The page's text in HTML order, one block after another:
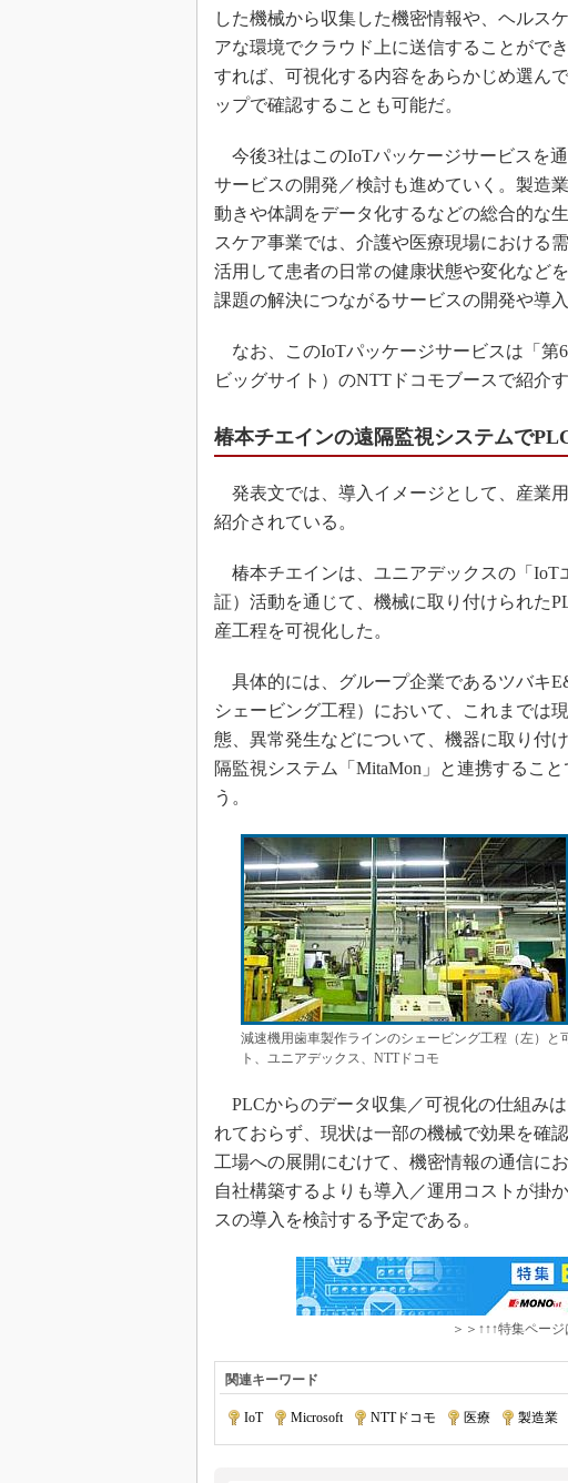
した機械から収集した機密情報や、ヘルス
アな環境でクラウド上に送信することがで
すれば、可視化する内容をあらかじめ選ん
ップで確認することも可能だ。
今後3社はこのIoTパッケージサービスを
サービスの開発／検討も進めていく。製造
動きや体調をデータ化するなどの総合的な
スケア事業では、介護や医療現場における
活用して患者の日常の健康状態や変化など
課題の解決につながるサービスの開発や導
なお、このIoTパッケージサービスは「第
ビッグサイト）のNTTドコモブースで紹介す
椿本チエインの遠隔監視システムで
発表文では、導入イメージとして、産業
紹介されている。
椿本チエインは、ユニアデックスの「IoT
証）活動を通じて、機械に取り付けられた
産工程を可視化した。
具体的には、グループ企業であるツバキ
シェービング工程）において、これまでは
態、異常発生などについて、機器に取り付
隔監視システム「MitaMon」と連携するこ
う。
減速機用歯車製作ラインのシェービング工程（左）
ト、ユニアデックス、NTTドコモ
PLCからのデータ収集／可視化の仕組み
れておらず、現状は一部の機械で効果を確
工場への展開にむけて、機密情報の通信に
自社構築するよりも導入／運用コストが掛
スの導入を検討する予定である。
＞＞↑↑↑特集ペー
関連キーワード
IoT| Microsoft| NTTドコモ 医療 製造業